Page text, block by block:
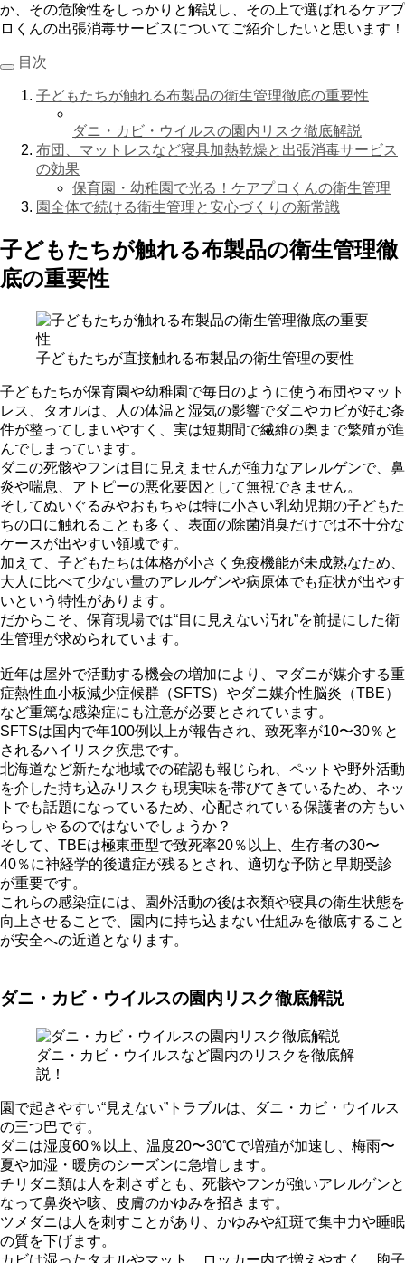
か、その危険性をしっかりと解説し、その上で選ばれるケアプ
ロくんの出張消毒サービスについてご紹介したいと思います！
目次
子どもたちが触れる布製品の衛生管理徹底の重要性
ダニ・カビ・ウイルスの園内リスク徹底解説
布団、マットレスなど寝具加熱乾燥と出張消毒サービス
の効果
保育園・幼稚園で光る！ケアプロくんの衛生管理
園全体で続ける衛生管理と安心づくりの新常識
子どもたちが触れる布製品の衛生管理徹
底の重要性
子どもたちが直接触れる布製品の衛生管理の要性
子どもたちが保育園や幼稚園で毎日のように使う布団やマット
レス、タオルは、人の体温と湿気の影響でダニやカビが好む条
件が整ってしまいやすく、実は短期間で繊維の奥まで繁殖が進
んでしまっています。
ダニの死骸やフンは目に見えませんが強力なアレルゲンで、鼻
炎や喘息、アトピーの悪化要因として無視できません。
そしてぬいぐるみやおもちゃは特に小さい乳幼児期の子どもた
ちの口に触れることも多く、表面の除菌消臭だけでは不十分な
ケースが出やすい領域です。
加えて、子どもたちは体格が小さく免疫機能が未成熟なため、
大人に比べて少ない量のアレルゲンや病原体でも症状が出やす
いという特性があります。
だからこそ、保育現場では“目に見えない汚れ”を前提にした衛
生管理が求められています。
近年は屋外で活動する機会の増加により、マダニが媒介する重
症熱性血小板減少症候群（SFTS）やダニ媒介性脳炎（TBE）
など重篤な感染症にも注意が必要とされています。
SFTSは国内で年100例以上が報告され、致死率が10〜30％と
されるハイリスク疾患です。
北海道など新たな地域での確認も報じられ、ペットや野外活動
を介した持ち込みリスクも現実味を帯びてきているため、ネッ
トでも話題になっているため、心配されている保護者の方もい
らっしゃるのではないでしょうか？
そして、TBEは極東亜型で致死率20％以上、生存者の30〜
40％に神経学的後遺症が残るとされ、適切な予防と早期受診
が重要です。
これらの感染症には、園外活動の後は衣類や寝具の衛生状態を
向上させることで、園内に持ち込まない仕組みを徹底すること
が安全への近道となります。
ダニ・カビ・ウイルスの園内リスク徹底解説
ダニ・カビ・ウイルスなど園内のリスクを徹底解
説！
園で起きやすい“見えない”トラブルは、ダニ・カビ・ウイルス
の三つ巴です。
ダニは湿度60％以上、温度20〜30℃で増殖が加速し、梅雨〜
夏や加湿・暖房のシーズンに急増します。
チリダニ類は人を刺さずとも、死骸やフンが強いアレルゲンと
なって鼻炎や咳、皮膚のかゆみを招きます。
ツメダニは人を刺すことがあり、かゆみや紅斑で集中力や睡眠
の質を下げます。
カビは湿ったタオルやマット、ロッカー内で増えやすく、胞子